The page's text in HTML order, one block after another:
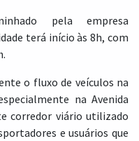
pela empresa
terá início às 8h, com
o fluxo de veículos na
na Avenida
corredor viário utilizado
e usuários que